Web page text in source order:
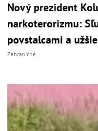
Nový prezident
narkoterorizmu:
povstalcami a
Zahraničné